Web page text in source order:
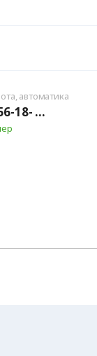
автоматика
18- ...